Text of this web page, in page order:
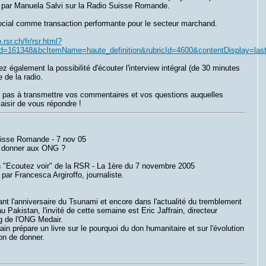
Manuela Salvi sur la Radio Suisse Romande.
comme transaction performante pour le secteur marchand.
fr/rsr.html?
également la possibilité d'écouter l'interview intégral (de 30 minutes
de la radio.
pas à transmettre vos commentaires et vos questions auquelles
de vous répondre !
Romande - 7 nov 05
aux ONG ?
voir" de la RSR - La 1ère du 7 novembre 2005
Francesca Argiroffo, journaliste.
l'anniversaire du Tsunami et encore dans l'actualité du tremblement
Pakistan, l'invité de cette semaine est Eric Jaffrain, directeur
de l'ONG Medair.
prépare un livre sur le pourquoi du don humanitaire et sur l'évolution
de donner.